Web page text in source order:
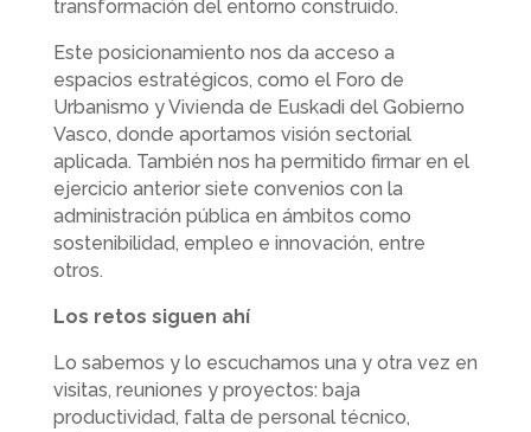
transformación del entorno construido.
Este posicionamiento nos da acceso a
espacios estratégicos, como el Foro de
Urbanismo y Vivienda de Euskadi del Gobierno
Vasco, donde aportamos visión sectorial
aplicada. También nos ha permitido firmar en el
ejercicio anterior siete convenios con la
administración pública en ámbitos como
sostenibilidad, empleo e innovación, entre
otros.
Los retos siguen ahí
Lo sabemos y lo escuchamos una y otra vez en
visitas, reuniones y proyectos: baja
productividad, falta de personal técnico,